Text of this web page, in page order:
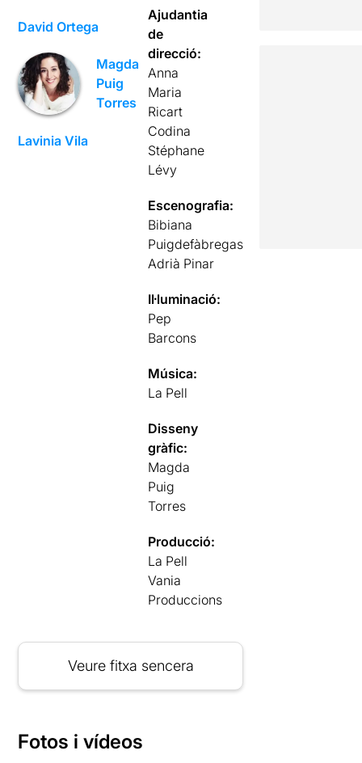
David Ortega
Magda
Puig
Torres
Lavinia Vila
Ajudantia
de
direcció:
Anna
Maria
Ricart
Codina
Stéphane
Lévy
Escenografia:
Bibiana
Puigdefàbregas
Adrià Pinar
Il·luminació:
Pep
Barcons
Música:
La Pell
Disseny
gràfic:
Magda
Puig
Torres
Producció:
La Pell
Vania
Produccions
Veure fitxa sencera
Fotos i vídeos